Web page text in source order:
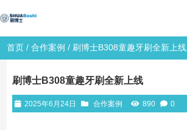
首页 /合作案例 / 刷博士B308童趣牙刷全新上线
刷博士B308童趣牙刷全新上线
2025年6月24日 合作案例 890 0